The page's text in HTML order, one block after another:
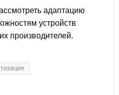
адаптацию
устройств
производителей.